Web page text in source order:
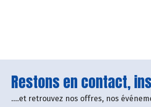
Restons en contact,
....et retrouvez nos offres, nos